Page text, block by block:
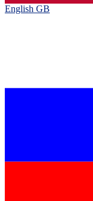
English GB‎